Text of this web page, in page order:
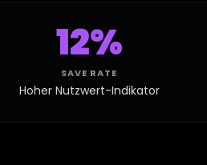
12%
SAVE RATE
Hoher Nutzwert-Indikator